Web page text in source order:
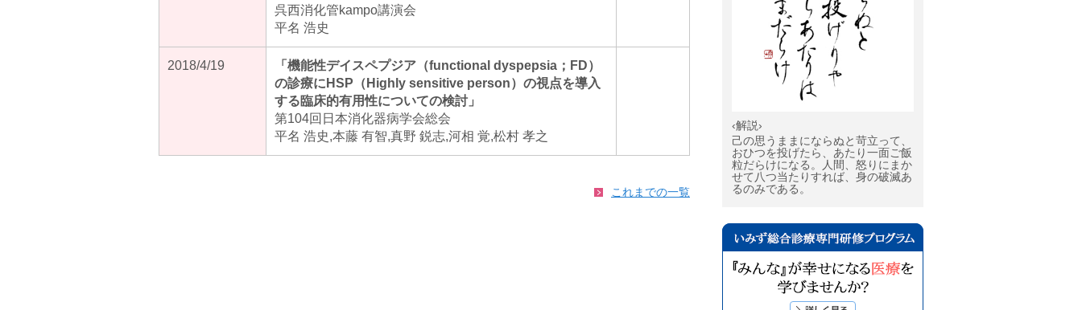
呉西消化管kampo講演会
平名 浩史
2018/4/19
「機能性デイスペプジア（functional dyspepsia；FD）
の診療にHSP（Highly sensitive person）の視点を導入
する臨床的有用性についての検討」
第104回日本消化器病学会総会
平名 浩史,本藤 有智,真野 鋭志,河相 覚,松村 孝之
これまでの一覧
‹解説›
己の思うままにならぬと苛立って、
おひつを投げたら、あたり一面ご飯
粒だらけになる。人間、怒りにまか
せて八つ当たりすれば、身の破滅あ
るのみである。